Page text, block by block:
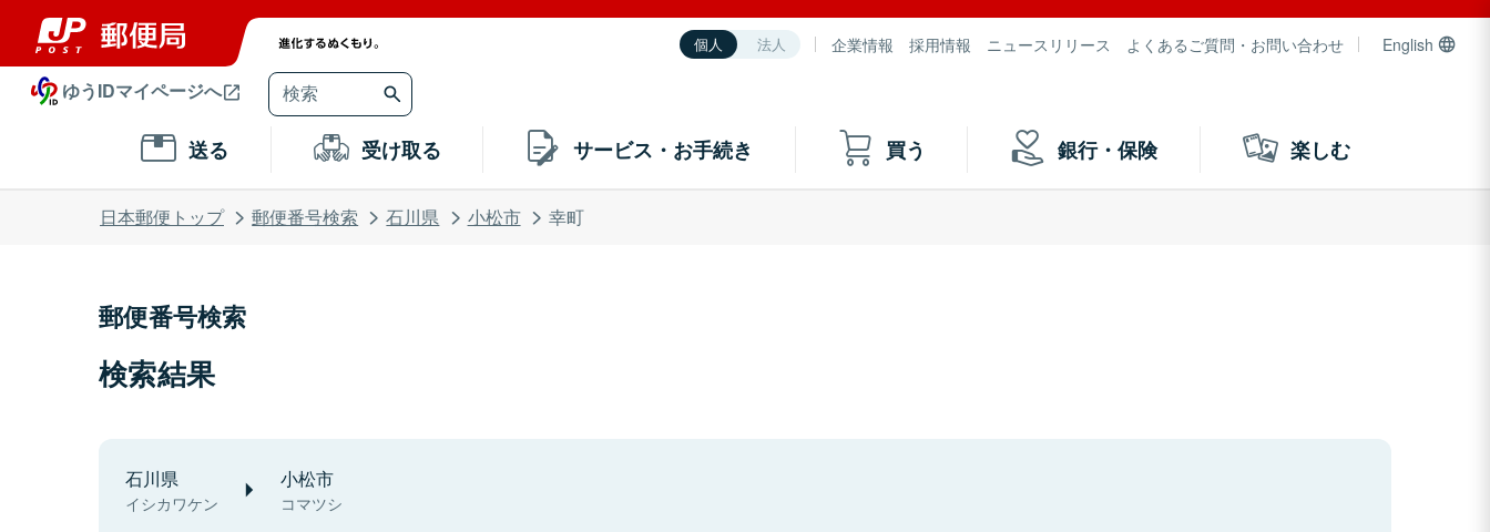
個人 法人 企業情報 採用情報 ニュースリリース よくあるご質問・お問い合わせ English
ゆうIDマイページへ
送る 受け取る サービス・お手続き 買う 銀行・保険 楽しむ
日本郵便トップ 郵便番号検索 石川県 小松市 幸町
郵便番号検索
検索結果
石川県
イシカワケン
小松市
コマツシ